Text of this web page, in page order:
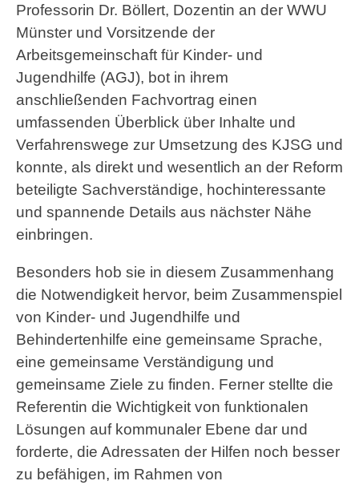
Professorin Dr. Böllert, Dozentin an der WWU
Münster und Vorsitzende der
Arbeitsgemeinschaft für Kinder- und
Jugendhilfe (AGJ), bot in ihrem
anschließenden Fachvortrag einen
umfassenden Überblick über Inhalte und
Verfahrenswege zur Umsetzung des KJSG und
konnte, als direkt und wesentlich an der Reform
beteiligte Sachverständige, hochinteressante
und spannende Details aus nächster Nähe
einbringen.
Besonders hob sie in diesem Zusammenhang
die Notwendigkeit hervor, beim Zusammenspiel
von Kinder- und Jugendhilfe und
Behindertenhilfe eine gemeinsame Sprache,
eine gemeinsame Verständigung und
gemeinsame Ziele zu finden. Ferner stellte die
Referentin die Wichtigkeit von funktionalen
Lösungen auf kommunaler Ebene dar und
forderte, die Adressaten der Hilfen noch besser
zu befähigen, im Rahmen von